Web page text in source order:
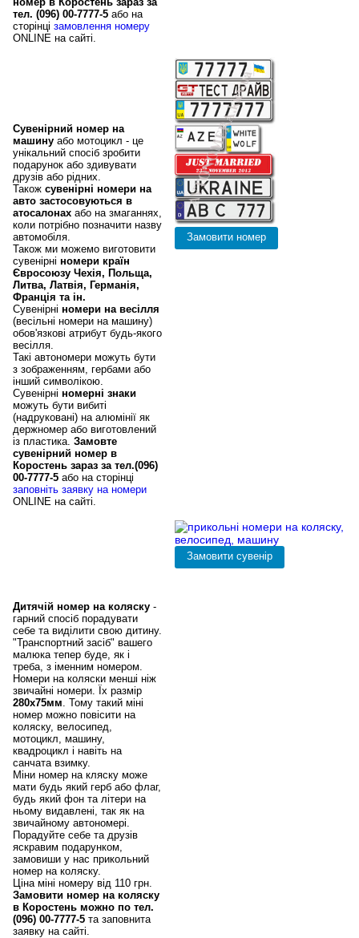
тел. (096) 00-7777-5 або на
сторінці замовлення номеру
ONLINE на сайті.
Сувенірний номер на
машину або мотоцикл - це
унікальний спосіб зробити
подарунок або здивувати
друзів або рідних.
Також сувенірні номери на
авто застосовуються в
атосалонах або на змаганнях,
коли потрібно позначити назву
автомобіля.
Також ми можемо виготовити
сувенірні номери країн
Євросоюзу Чехія, Польща,
Литва, Латвія, Германія,
Франція та ін.
Сувенірні номери на весілля
(весільні номери на машину)
обов'язкові атрибут будь-якого
весілля.
Такі автономери можуть бути
з зображенням, гербами або
інший символікою.
Сувенірні номерні знаки
можуть бути вибиті
(надруковані) на алюмінії як
держномер або виготовлений
із пластика. Замовте
сувенірний номер в
Коростень зараз за тел.(096)
00-7777-5 або на сторінці
заповніть заявку на номери
ONLINE на сайті.
Дитячій номер на коляску -
гарний спосіб порадувати
себе та виділити свою дитину.
"Транспортний засіб" вашего
малюка тепер буде, як і
треба, з іменним номером.
Номери на коляски менші ніж
звичайні номери. Їх размір
280х75мм . Тому такий міні
номер можно повісити на
коляску, велосипед,
мотоцикл, машину,
квадроцикл і навіть на
санчата взимку.
Міни номер на кляску може
мати будь який герб або флаг,
будь який фон та літери на
ньому видавлені, так як на
звичайному автономері.
Порадуйте себе та друзів
яскравим подарунком,
замовиши у нас прикольний
номер на коляску.
Ціна міні номеру від 110 грн.
Замовити номер на коляску
в Коростень можно по тел.
(096) 00-7777-5 та заповнита
заявку на сайті.